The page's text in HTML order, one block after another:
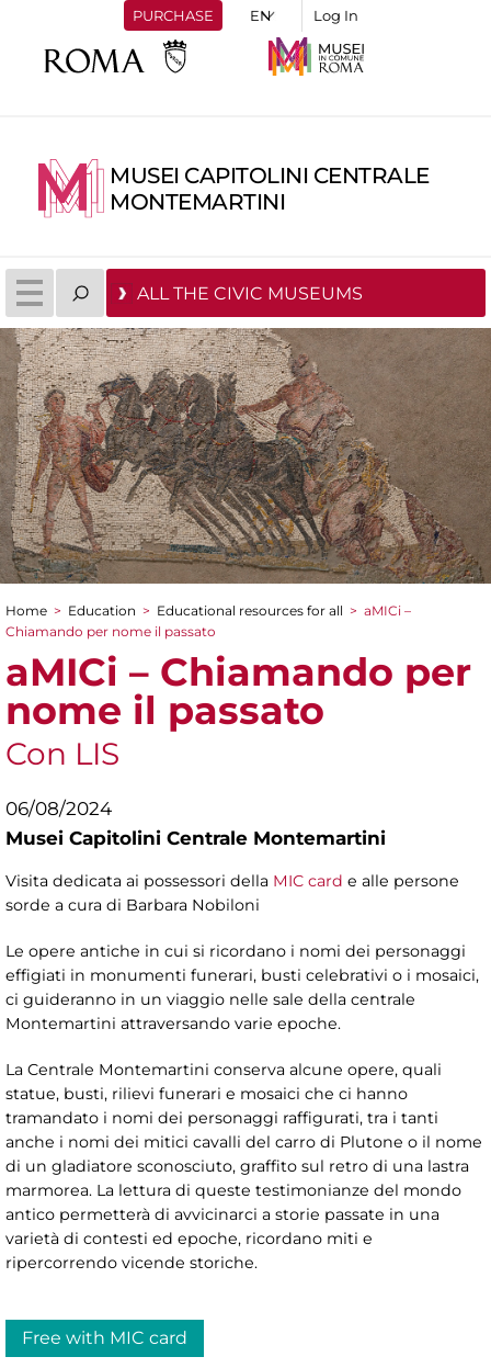
PURCHASE Log In
MUSEI CAPITOLINI CENTRALE
MONTEMARTINI
ALL THE CIVIC MUSEUMS
You are here
Home > Education > Educational resources for all > aMICi –
Chiamando per nome il passato
aMICi – Chiamando per
nome il passato
Con LIS
06/08/2024
Musei Capitolini Centrale Montemartini
Visita dedicata ai possessori della MIC card e alle persone
sorde a cura di Barbara Nobiloni
Le opere antiche in cui si ricordano i nomi dei personaggi
effigiati in monumenti funerari, busti celebrativi o i mosaici,
ci guideranno in un viaggio nelle sale della centrale
Montemartini attraversando varie epoche.
La Centrale Montemartini conserva alcune opere, quali
statue, busti, rilievi funerari e mosaici che ci hanno
tramandato i nomi dei personaggi raffigurati, tra i tanti
anche i nomi dei mitici cavalli del carro di Plutone o il nome
di un gladiatore sconosciuto, graffito sul retro di una lastra
marmorea. La lettura di queste testimonianze del mondo
antico permetterà di avvicinarci a storie passate in una
varietà di contesti ed epoche, ricordano miti e
ripercorrendo vicende storiche.
Free with MIC card